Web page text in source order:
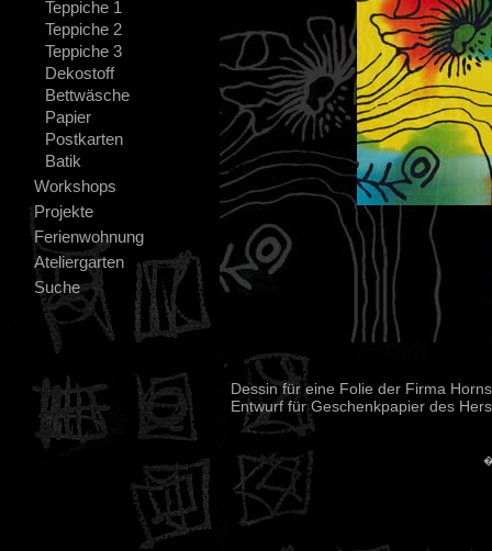
Teppiche 1
Teppiche 2
Teppiche 3
Dekostoff
Bettwäsche
Papier
Postkarten
Batik
Workshops
Projekte
Ferienwohnung
Ateliergarten
Suche
Dessin für eine Folie der Firma
Entwurf für Geschenkpapier des
�